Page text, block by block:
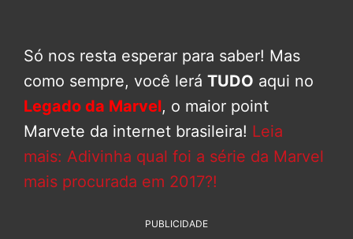
Só nos resta esperar para saber! Mas
como sempre, você lerá TUDO aqui no
Legado da Marvel, o maior point
Marvete da internet brasileira! Leia
mais: Adivinha qual foi a série da Marvel
mais procurada em 2017?!
PUBLICIDADE